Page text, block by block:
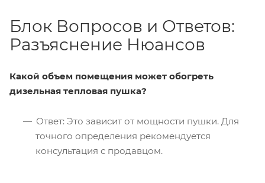
Блок Вопросов и Ответов:
Разъяснение Нюансов
Какой объем помещения может обогреть
дизельная тепловая пушка?
Ответ: Это зависит от мощности пушки. Для
точного определения рекомендуется
консультация с продавцом.